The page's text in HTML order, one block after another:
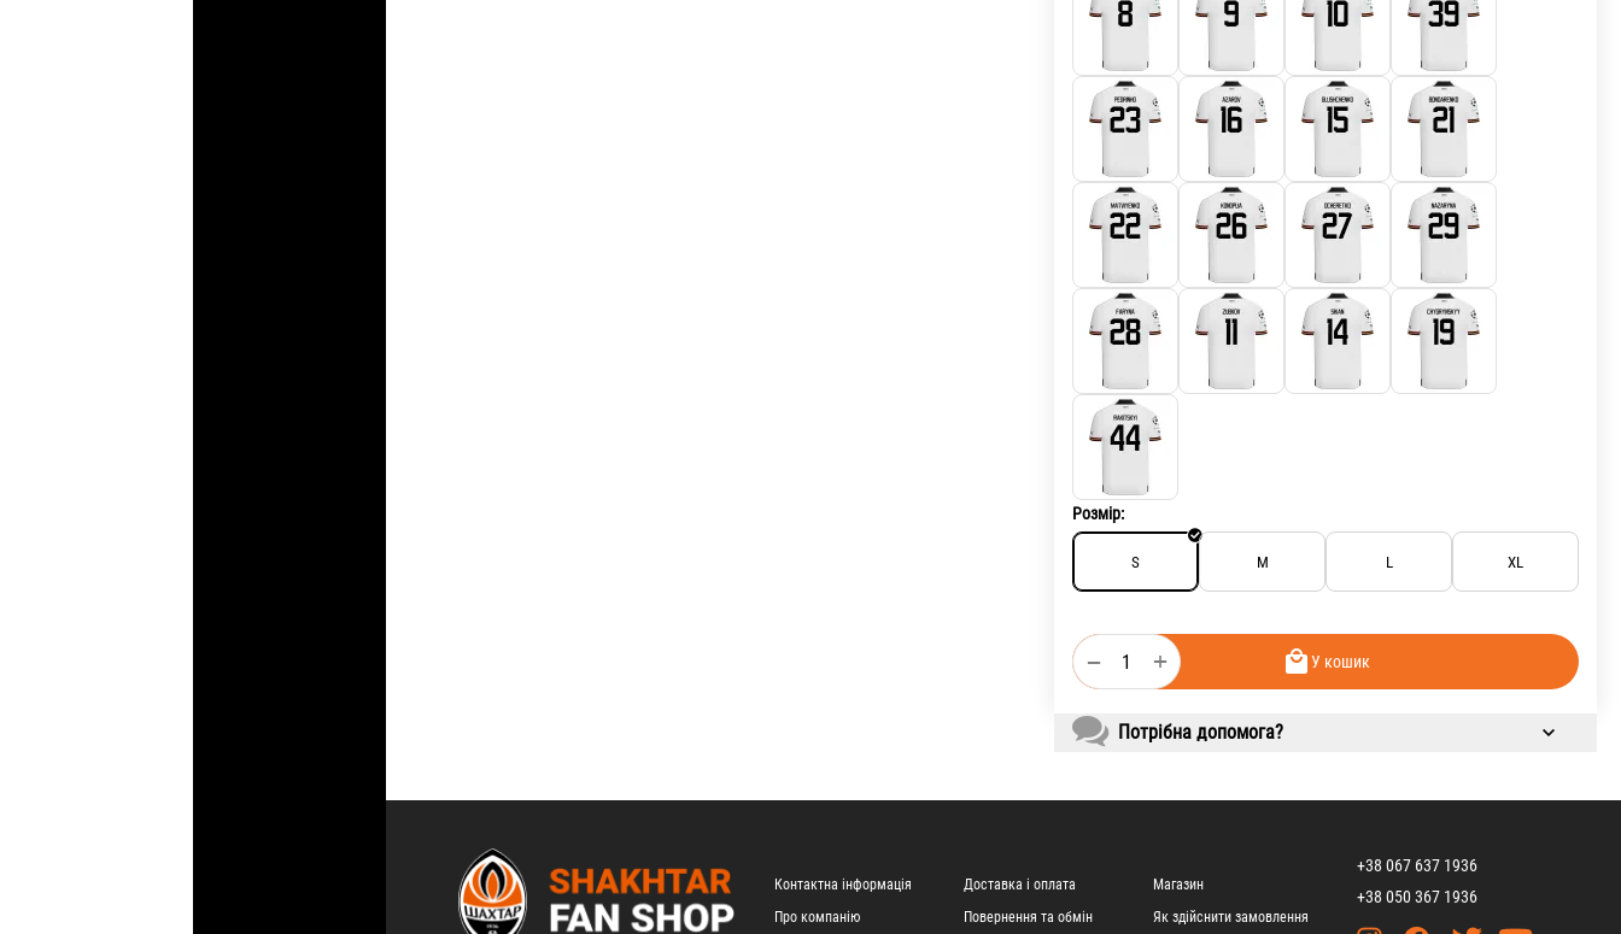
Розмір:
S M L XL
+
− У кошик
Потрібна допомога?
Контактна інформація
Про компанію
Доставка і оплата
Повернення та обмін
Магазин
Як здійснити замовлення
+38 067 637 1936
+38 050 367 1936